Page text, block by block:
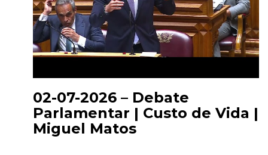
02-07-2026 – Debate
Parlamentar | Custo de Vida |
Miguel Matos